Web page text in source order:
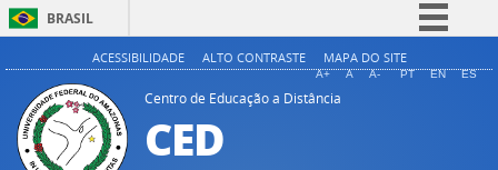
BRASIL
Simplifique!
Comunica BR
ACESSIBILIDADE ALTO CONTRASTE MAPA DO SITE
A+ A A- PT EN ES
Centro de Educação a Distância
CED